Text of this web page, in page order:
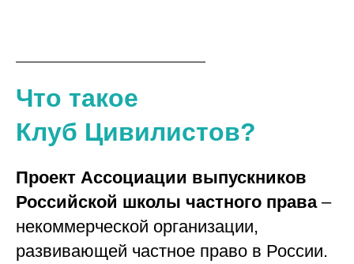
Что такое
Клуб Цивилистов?
Проект Ассоциации выпускников
Российской школы частного права–
некоммерческой организации,
развивающей частное право в России.